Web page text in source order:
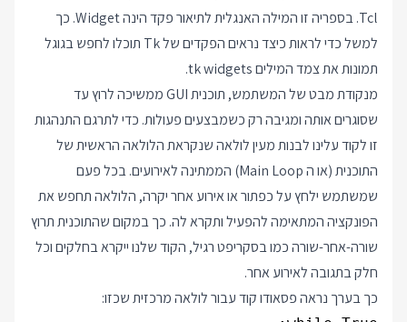
Tcl. בספריה זו המילה האנגלית לתיאור פקד הינה Widget. כך
למשל כדי לראות כיצד נראים הפקדים של Tk תוכלו לחפש בגוגל
תמונות את צמד המילים tk widgets.
מנקודת מבט של המשתמש, תוכנית GUI ממשיכה לרוץ עד
שסוגרים אותה ומגיבה רק כשמבצעים פעולות. כדי לתרגם התנהגות
זו לקוד עלינו לבנות מעין לולאה שנקראת הלולאה הראשית של
התוכנית (או ה Main Loop) הממתינה לאירועים. בכל פעם
שמשתמש ילחץ על כפתור או אירוע אחר יקרה, הלולאה תחפש את
הפונקציה המתאימה להפעיל ותקרא לה. כך במקום שהתוכנית תרוץ
שורה-אחר-שורה כמו בסקריפט רגיל, הקוד שלנו ייקרא בחלקים וכל
חלק בתגובה לאירוע אחר.
כך בערך נראה פסאודו קוד עבור לולאה מרכזית שכזו: